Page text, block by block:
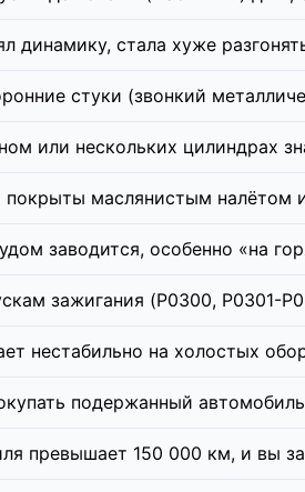
динамику, стала хуже
стуки (звонкий
или нескольких цилиндрах
покрыты маслянистым налётом
заводится, особенно «на
зажигания (P0300, P0301-
нестабильно на холостых
подержанный
превышает 150 000 км, и вы